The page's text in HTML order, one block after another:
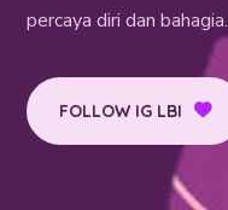
percaya diri dan bahagia.
FOLLOW IG LBI